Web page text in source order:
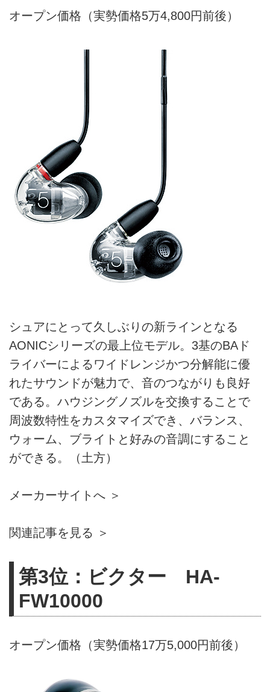
オープン価格（実勢価格5万4,800円前後）
シュアにとって久しぶりの新ラインとなる
AONICシリーズの最上位モデル。3基のBAド
ライバーによるワイドレンジかつ分解能に優
れたサウンドが魅力で、音のつながりも良好
である。ハウジングノズルを交換することで
周波数特性をカスタマイズでき、バランス、
ウォーム、ブライトと好みの音調にすること
ができる。（土方）
メーカーサイトへ ＞
関連記事を見る ＞
第3位：ビクター HA-
FW10000
オープン価格（実勢価格17万5,000円前後）